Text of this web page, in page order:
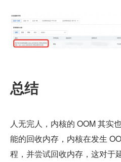
总结
人无完人，内核的 OOM 其实
能的回收内存，内核在发生
程，并尝试回收内存，这对于